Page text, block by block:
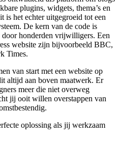
plugins, widgets, thema’s en
is het echter uitgegroeid tot een
De kern van de code is
honderden vrijwilligers. Een
website zijn bijvoorbeeld BBC,
Times.
van start met een website op
altijd aan boven maatwerk. Er
meer die niet overweg
jij ooit willen overstappen van
oplossing als jij werkzaam